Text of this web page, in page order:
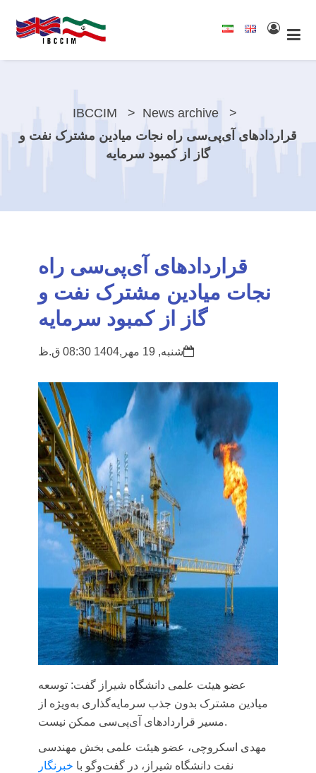
IBCCIM
News archive
قراردادهای آی‌پی‌سی راه نجات میادین مشترک نفت و
گاز از کمبود سرمایه
قراردادهای آی‌پی‌سی راه
نجات میادین مشترک نفت و
گاز از کمبود سرمایه
شنبه, 19 مهر,1404 08:30 ق.ظ
عضو هیئت علمی دانشگاه شیراز گفت: توسعه
میادین مشترک بدون جذب سرمایه‌گذاری به‌ویژه از
مسیر قراردادهای آی‌پی‌سی ممکن نیست.
مهدی اسکروچی، عضو هیئت علمی بخش مهندسی
نفت دانشگاه شیراز، در گفت‌وگو با خبرنگار